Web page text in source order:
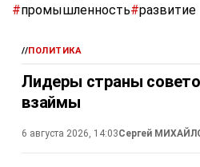
#промышленность#развитие
//ПОЛИТИКА
Лидеры страны
взаймы
6 августа 2026, 14:03Сергей